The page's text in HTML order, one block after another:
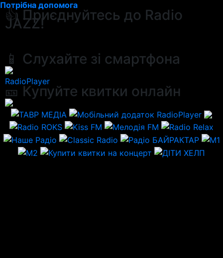
Потрібна допомога
👍 Приєднуйтесь до Radio
JAZZ!
📱 Слухайте зі смартфона
RadioPlayer
🎫 Купуйте квитки онлайн